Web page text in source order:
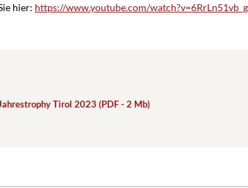
hier: https://www.youtube.com/watch?v=6RrLn51vb_g
Tirol 2023 (PDF - 2 Mb)